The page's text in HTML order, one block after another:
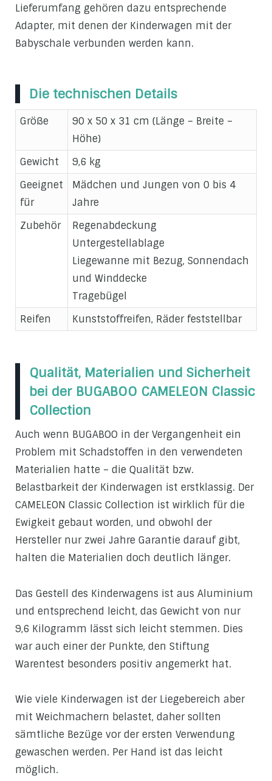
Lieferumfang gehören dazu entsprechende
Adapter, mit denen der Kinderwagen mit der
Babyschale verbunden werden kann.
Die technischen Details
Größe
90 x 50 x 31 cm (Länge – Breite –
Höhe)
Gewicht
9,6 kg
Geeignet
für
Mädchen und Jungen von 0 bis 4
Jahre
Zubehör
Regenabdeckung
Untergestellablage
Liegewanne mit Bezug, Sonnendach
und Winddecke
Tragebügel
Reifen
Kunststoffreifen, Räder feststellbar
Qualität, Materialien und Sicherheit
bei der BUGABOO CAMELEON Classic
Collection
Auch wenn BUGABOO in der Vergangenheit ein
Problem mit Schadstoffen in den verwendeten
Materialien hatte – die Qualität bzw.
Belastbarkeit der Kinderwagen ist erstklassig. Der
CAMELEON Classic Collection ist wirklich für die
Ewigkeit gebaut worden, und obwohl der
Hersteller nur zwei Jahre Garantie darauf gibt,
halten die Materialien doch deutlich länger.
Das Gestell des Kinderwagens ist aus Aluminium
und entsprechend leicht, das Gewicht von nur
9,6 Kilogramm lässt sich leicht stemmen. Dies
war auch einer der Punkte, den Stiftung
Warentest besonders positiv angemerkt hat.
Wie viele Kinderwagen ist der Liegebereich aber
mit Weichmachern belastet, daher sollten
sämtliche Bezüge vor der ersten Verwendung
gewaschen werden. Per Hand ist das leicht
möglich.